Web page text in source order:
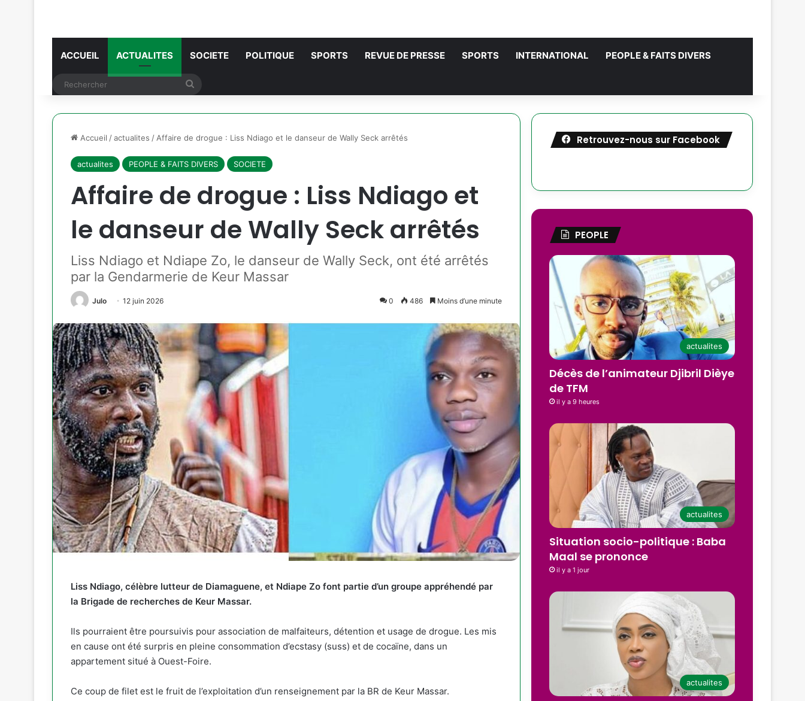
ACCUEIL ACTUALITES SOCIETE POLITIQUE SPORTS REVUE DE PRESSE SPORTS INTERNATIONAL PEOPLE & FAITS DIVERS
Accueil /actualites / Affaire de drogue : Liss Ndiago et le danseur de Wally Seck arrêtés
actualites PEOPLE & FAITS DIVERS SOCIETE
Affaire de drogue : Liss Ndiago et
le danseur de Wally Seck arrêtés
Liss Ndiago et Ndiape Zo, le danseur de Wally Seck, ont été arrêtés
par la Gendarmerie de Keur Massar
Julo 12 juin 2026 0 486 Moins d’une minute
Liss Ndiago, célèbre lutteur de Diamaguene, et Ndiape Zo font partie d’un groupe appréhendé par
la Brigade de recherches de Keur Massar.
Ils pourraient être poursuivis pour association de malfaiteurs, détention et usage de drogue. Les mis
en cause ont été surpris en pleine consommation d’ecstasy (suss) et de cocaïne, dans un
appartement situé à Ouest-Foire.
Ce coup de filet est le fruit de l’exploitation d’un renseignement par la BR de Keur Massar.
Retrouvez-nous sur Facebook
PEOPLE
actualites
Décès de l’animateur Djibril Dièye
de TFM
il y a 9 heures
actualites
Situation socio-politique : Baba
Maal se prononce
il y a 1 jour
actualites